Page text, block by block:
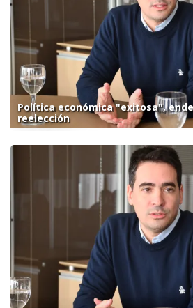
Política económica "exitosa",
reelección